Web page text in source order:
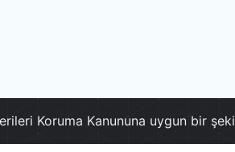
Koruma Kanununa uygun bir